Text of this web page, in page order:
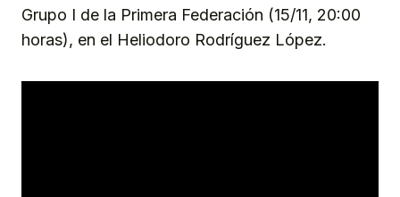
Grupo I de la Primera Federación (15/11, 20:00
horas), en el Heliodoro Rodríguez López.